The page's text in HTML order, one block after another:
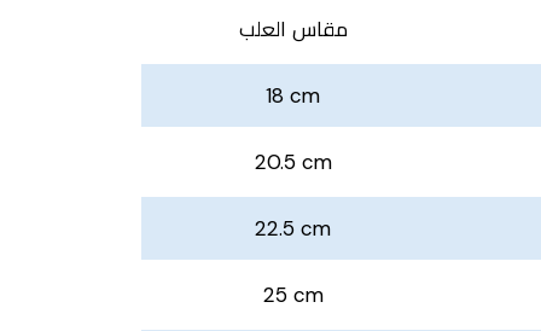
18 cm
20.5 cm
22.5 cm
25 cm